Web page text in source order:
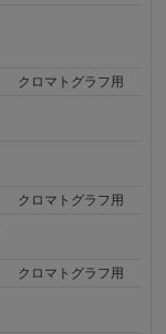
クロマトグラフ用
クロマトグラフ用
クロマトグラフ用